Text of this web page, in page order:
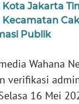
Kota Jakarta
Kecamatan
Publik
Wahana
verifikasi
16 Mei